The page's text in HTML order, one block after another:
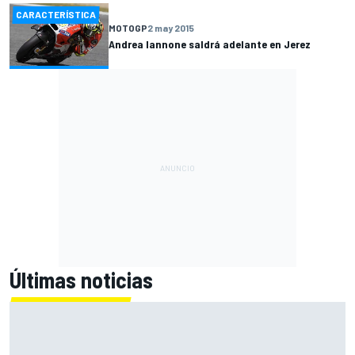
CARACTERÍSTICA
MOTOGP2 may 2015
Andrea Iannone saldrá adelante en Jerez
Últimas noticias